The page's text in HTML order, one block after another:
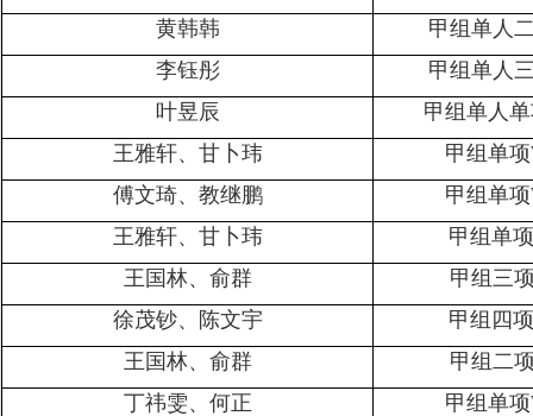
黄韩韩
甲组单人
李钰彤
甲组单人
叶昱辰
甲组单人
王雅轩、甘卜玮
甲组单
傅文琦、教继鹏
甲组单
王雅轩、甘卜玮
甲组单
王国林、俞群
甲组三
徐茂钞、陈文宇
甲组四
王国林、俞群
甲组二
丁祎雯、何正
甲组单